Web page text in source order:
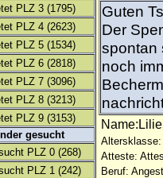
PLZ 3 (1795)
PLZ 4 (2623)
PLZ 5 (1534)
PLZ 6 (2818)
PLZ 7 (3096)
PLZ 8 (3213)
PLZ 9 (3153)
gesucht
PLZ 0 (268)
PLZ 1 (242)
Guten
Der
spontan
noch
Altersklasse:
Atteste:
Beruf: